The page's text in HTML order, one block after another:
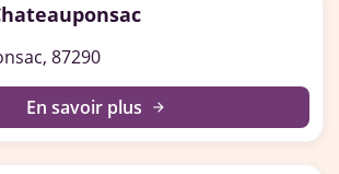
87290
En savoir plus arrow_forward